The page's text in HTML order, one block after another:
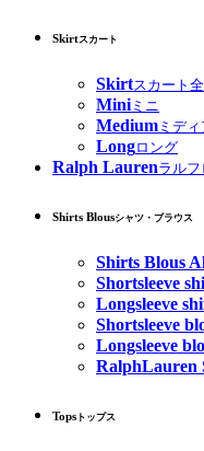
Skirtスカート
Skirtスカート
Miniミニ
Medium ミデ
Longロング
Ralph Laurenラル
Shirts Blousシャツ・ブラウス
Shirts Blous
Shortsleeve
Longsleeve
Shortsleeve
Longsleeve
RalphLauren
Tops トップス